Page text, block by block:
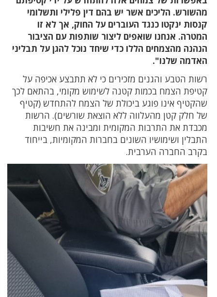
מהשורש. הליכים אשר יש בהם דין פלילי ותשלומי
קנסות ינקטו כנגד העוברים על החוק, אך לא זו
המטרה. אנחנו שואפים ליצור שותפות עם הציבור
הנהנה מהצמחים הללו כדי שיחד נוכל להגן על תבליני
האדמה שלנו".
רשות הטבע והגנים מזכירים כי לא תתבצע אכיפה על
קטיפת הצמח בכמות קטנה לשימוש מקומי, בהתאם לכך
שהקטיף אינו פוגע ביכולת של הצמח להתחדש (קטיף
של חלק קטן מהעלווה ללא הוצאת שורשים). הרשות
מכבדת את התרבות המקומית ומבינה את חשיבות
התבלין ושימושיו השונים בחברות המקומיות, בייחוד
בקרב החברה הערבית.